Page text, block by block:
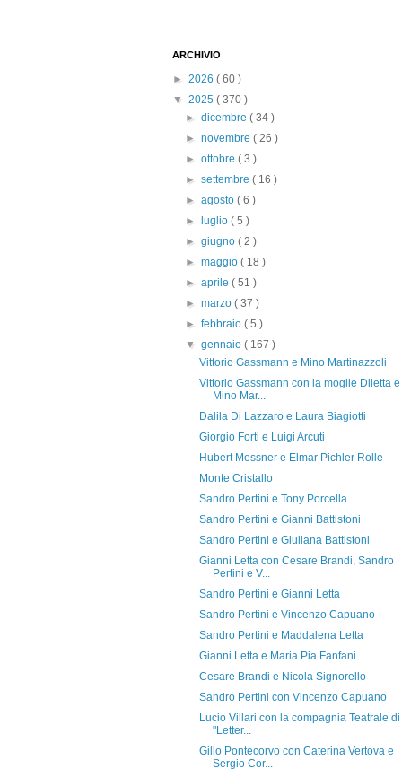
ARCHIVIO
► 2026 ( 60 )
▼ 2025 ( 370 )
►dicembre( 34 )
►novembre( 26 )
►ottobre( 3 )
►settembre( 16 )
►agosto( 6 )
►
luglio( 5 )
►giugno( 2 )
►maggio( 18 )
►aprile( 51 )
►marzo( 37 )
►febbraio( 5 )
▼gennaio( 167 )
Vittorio Gassmann e Mino Martinazzoli
Vittorio Gassmann con la moglie Diletta e
Mino Mar...
Dalila Di Lazzaro e Laura Biagiotti
Giorgio Forti e Luigi Arcuti
Hubert Messner e Elmar Pichler Rolle
Monte Cristallo
Sandro Pertini e Tony Porcella
Sandro Pertini e Gianni Battistoni
Sandro Pertini e Giuliana Battistoni
Gianni Letta con Cesare Brandi, Sandro
Pertini e V...
Sandro Pertini e Gianni Letta
Sandro Pertini e Vincenzo Capuano
Sandro Pertini e Maddalena Letta
Gianni Letta e Maria Pia Fanfani
Cesare Brandi e Nicola Signorello
Sandro Pertini con Vincenzo Capuano
Lucio Villari con la compagnia Teatrale di
"Letter...
Gillo Pontecorvo con Caterina Vertova e
Sergio Cor...